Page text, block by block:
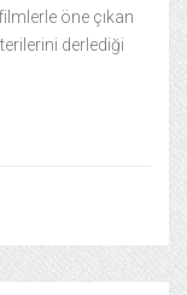
öne çıkan
derlediği